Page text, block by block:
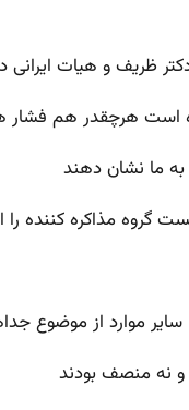
ظریف و هیات
هرچقدر هم فشار
به ما نشان دهند
موارد از موضوع